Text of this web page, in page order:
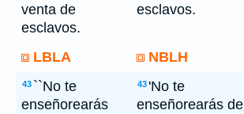
venta de
esclavos.
esclavos.
LBLA NBLH
43 ``No te
enseñorearás
43 'No te
enseñorearás de